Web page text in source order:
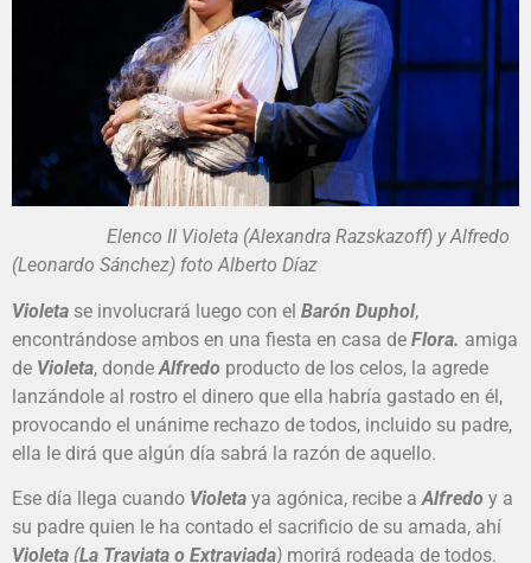
Elenco II Violeta (Alexandra Razskazoff) y Alfredo
(Leonardo Sánchez) foto Alberto Díaz
Violeta se involucrará luego con el Barón Duphol,
encontrándose ambos en una fiesta en casa de Flora. amiga
de Violeta, donde Alfredo producto de los celos, la agrede
lanzándole al rostro el dinero que ella habría gastado en él,
provocando el unánime rechazo de todos, incluido su padre,
ella le dirá que algún día sabrá la razón de aquello.
Ese día llega cuando Violeta ya agónica, recibe aAlfredo y a
su padre quien le ha contado el sacrificio de su amada, ahí
Violeta (La Traviata o Extraviada) morirá rodeada de todos.